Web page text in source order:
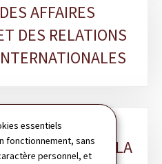
essentiels
fonctionnement, sans
personnel, et
AFFAIRES
DES RELATIONS
ET DE LA